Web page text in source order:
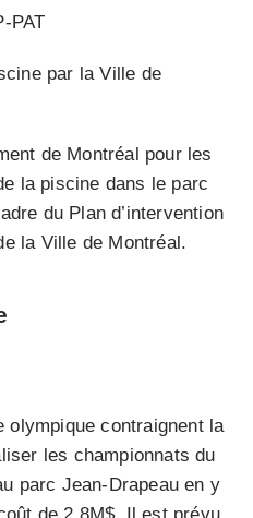
PAT
par la Ville de
de Montréal pour les
la piscine dans le parc
du Plan d’intervention
la Ville de Montréal.
olympique contraignent la
les championnats du
parc Jean-Drapeau en y